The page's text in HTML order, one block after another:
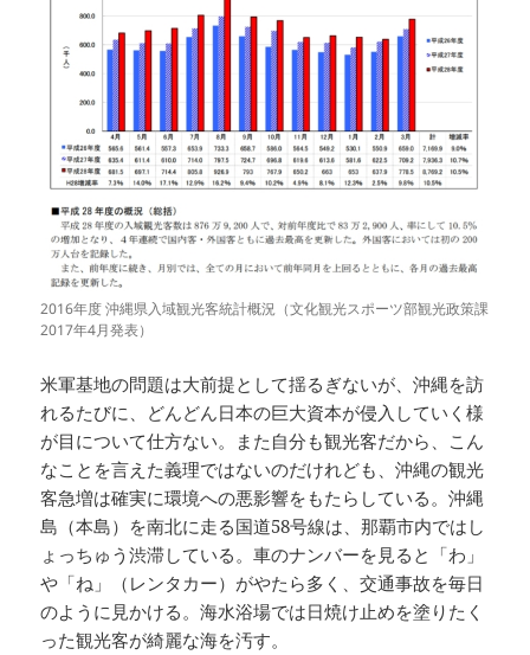
2016年度 沖縄県入域観光客統計概況（文化観光スポーツ部観光政策課
2017年4月発表）
米軍基地の問題は大前提として揺るぎないが、沖縄を訪
れるたびに、どんどん日本の巨大資本が侵入していく様
が目について仕方ない。また自分も観光客だから、こん
なことを言えた義理ではないのだけれども、沖縄の観光
客急増は確実に環境への悪影響をもたらしている。沖縄
島（本島）を南北に走る国道58号線は、那覇市内ではし
ょっちゅう渋滞している。車のナンバーを見ると「わ」
や「ね」（レンタカー）がやたら多く、交通事故を毎日
のように見かける。海水浴場では日焼け止めを塗りたく
った観光客が綺麗な海を汚す。